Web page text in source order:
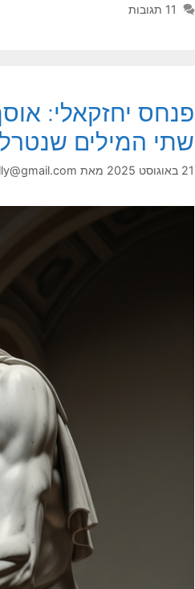
11 תגובות
פנחס יחזקאלי:
שתי המילים
21 באוגוסט 2025 מאת